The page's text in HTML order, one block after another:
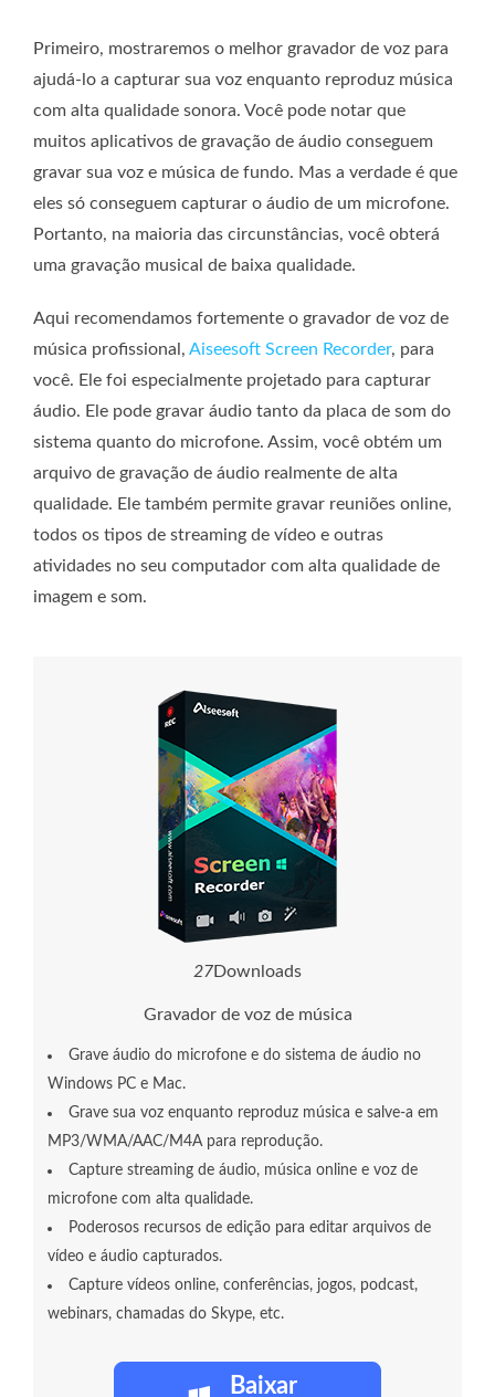
Primeiro, mostraremos o melhor gravador de voz para
ajudá-lo a capturar sua voz enquanto reproduz música
com alta qualidade sonora. Você pode notar que
muitos aplicativos de gravação de áudio conseguem
gravar sua voz e música de fundo. Mas a verdade é que
eles só conseguem capturar o áudio de um microfone.
Portanto, na maioria das circunstâncias, você obterá
uma gravação musical de baixa qualidade.
Aqui recomendamos fortemente o gravador de voz de
música profissional, Aiseesoft Screen Recorder, para
você. Ele foi especialmente projetado para capturar
áudio. Ele pode gravar áudio tanto da placa de som do
sistema quanto do microfone. Assim, você obtém um
arquivo de gravação de áudio realmente de alta
qualidade. Ele também permite gravar reuniões online,
todos os tipos de streaming de vídeo e outras
atividades no seu computador com alta qualidade de
imagem e som.
29Downloads
Gravador de voz de música
Grave áudio do microfone e do sistema de áudio no
Windows PC e Mac.
Grave sua voz enquanto reproduz música e salve-a em
MP3/WMA/AAC/M4A para reprodução.
Capture streaming de áudio, música online e voz de
microfone com alta qualidade.
Poderosos recursos de edição para editar arquivos de
vídeo e áudio capturados.
Capture vídeos online, conferências, jogos, podcast,
webinars, chamadas do Skype, etc.
Baixar